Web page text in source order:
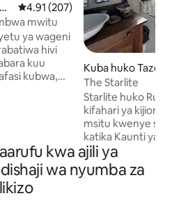
Ukadiriaji wa wastani wa 4.91
4.91 (207)
mwitu
ya wageni
hivi
kuu
kubwa,
na
ukaaji
kwa kutoa
gari
ATV
Kuba huko
The Starlite
Starlite huko
kifahari ya
msitu kwenye
katika Kaunti ya
hii yenye ukubwa
kwa ajili ya likizo
utulivu, anga safi
kwa ajili ya
wa nyumba za
likizo